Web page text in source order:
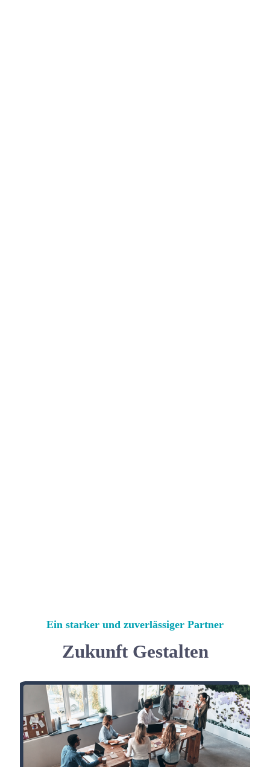
Ein starker und zuverlässiger Partner
Zukunft Gestalten